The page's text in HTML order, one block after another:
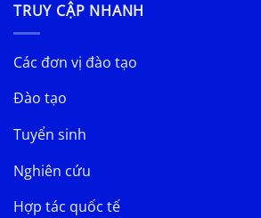
TRUY CẬP NHANH
Các đơn vị đào tạo
Đào tạo
Tuyển sinh
Nghiên cứu
Hợp tác quốc tế